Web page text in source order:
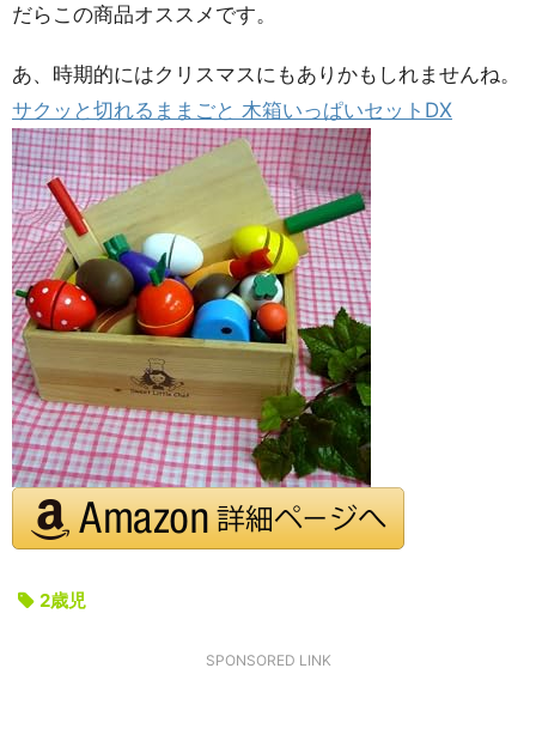
だらこの商品オススメです。
あ、時期的にはクリスマスにもありかもしれませんね。
サクッと切れるままごと 木箱いっぱいセットDX
2歳児
SPONSORED LINK